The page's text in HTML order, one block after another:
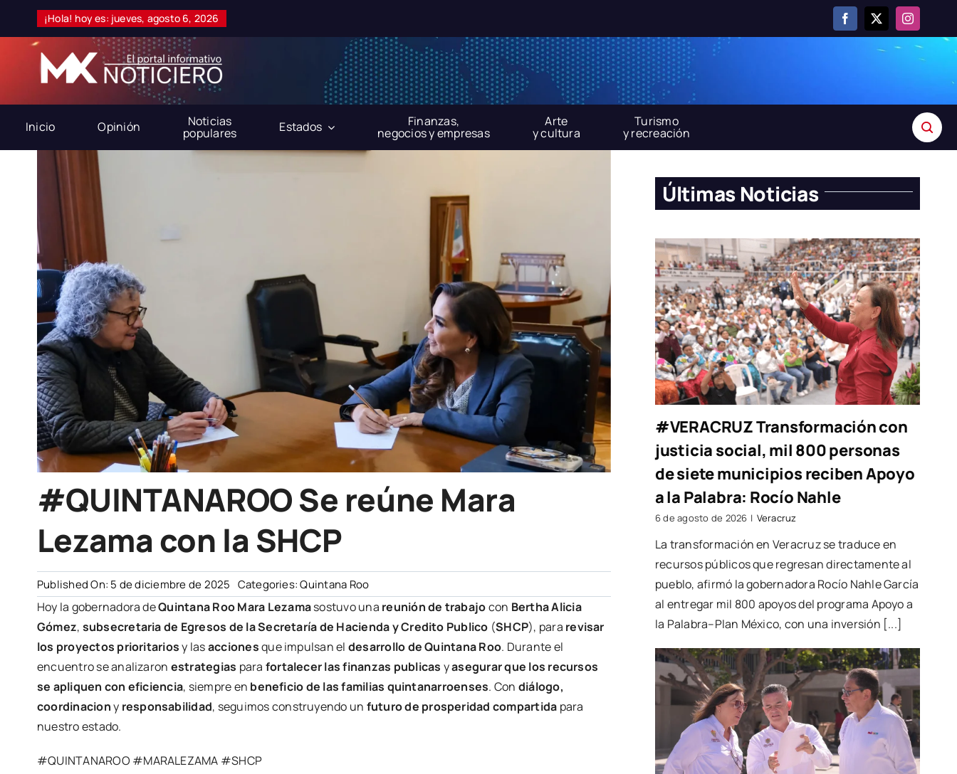
content
¡Hola! hoy es: jueves, agosto 6, 2026
Inicio Opinión Noticias
populares Estados Finanzas,
negocios y empresas
Arte
y cultura
Turismo
y recreación
#QUINTANAROO Se reúne Mara
Lezama con la SHCP
Published On: 5 de diciembre de 2025 Categories:Quintana Roo
Hoy la gobernadora deQuintana RooMara Lezamasostuvo una reunión de trabajocon Bertha Alicia
Gómez, subsecretaria de Egresos de la Secretaría de Hacienda y Credito Publico (SHCP), para revisar
los proyectos prioritariosy lasaccionesque impulsan el desarrollo de Quintana Roo. Durante el
encuentro se analizaron estrategias para fortalecer las finanzas publicas yasegurar que los recursos
se apliquen con eficiencia, siempre en beneficio de las familias quintanarroenses. Con diálogo,
coordinaciony responsabilidad, seguimos construyendo un futuro de prosperidad compartida para
nuestro estado.
#QUINTANAROO #MARALEZAMA #SHCP
Últimas Noticias
#VERACRUZ Transformación con
justicia social, mil 800 personas
de siete municipios reciben Apoyo
a la Palabra: Rocío Nahle
6 de agosto de 2026 | Veracruz
La transformación en Veracruz se traduce en
recursos públicos que regresan directamente al
pueblo, afirmó la gobernadora Rocío Nahle García
al entregar mil 800 apoyos del programa Apoyo a
la Palabra–Plan México, con una inversión [...]